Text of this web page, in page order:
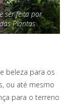
ser feita por
Plantas
beleza para os
ou até mesmo
para o terreno